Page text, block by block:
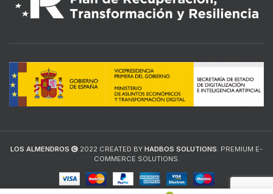
LOS ALMENDROS 2022 CREATED BY HADBOS SOLUTIONS. PREMIUM E-
COMMERCE SOLUTIONS.